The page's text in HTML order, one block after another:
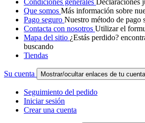
Que somos Más información sobre
Pago seguro Nuestro método de pago
Contacta con nosotros Utilizar el
Mapa del sitio ¿Estás perdido?
buscando
Tiendas
Su cuenta Mostrar/ocultar enlaces de tu cuenta
Seguimiento del pedido
Iniciar sesión
Crear una cuenta